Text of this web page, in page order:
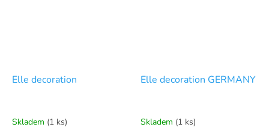
Elle decoration
Skladem (1 ks)
Elle decoration GERMANY
Skladem (1 ks)